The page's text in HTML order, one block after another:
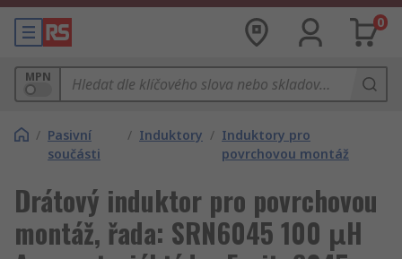
0
MPN
/ Pasivní
součásti
/ Induktory / Induktory pro
povrchovou montáž
Drátový induktor pro povrchovou
montáž, řada: SRN6045 100 μH